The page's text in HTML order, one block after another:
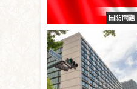
国防問題